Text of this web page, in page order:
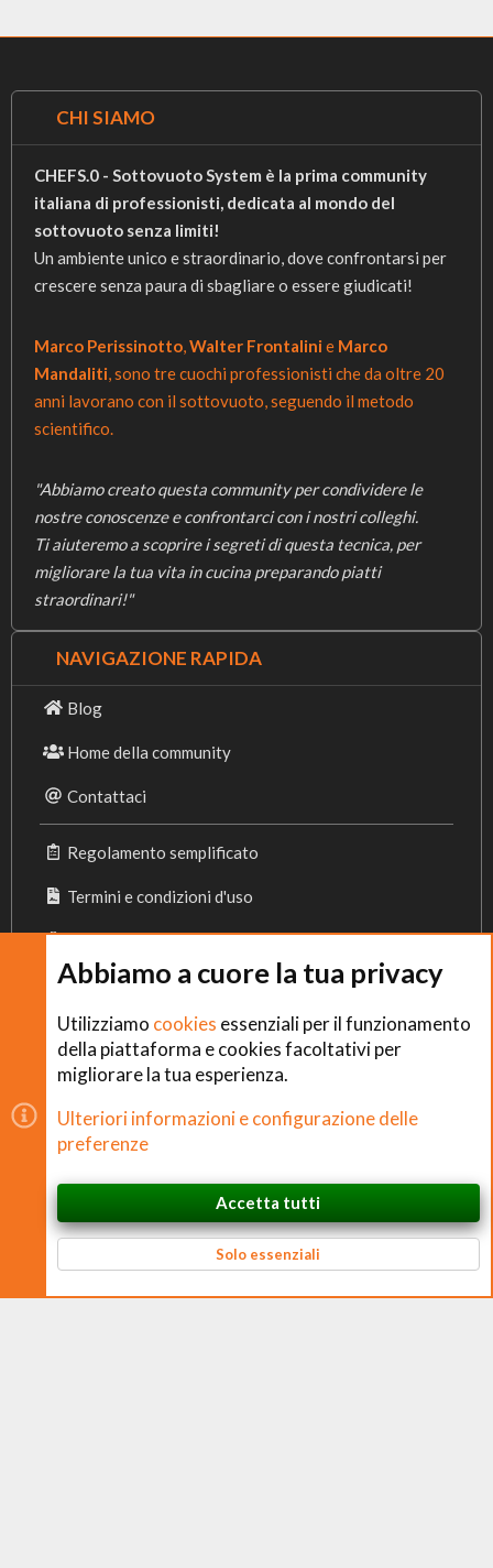
CHI SIAMO
CHEFS.0 - Sottovuoto System è la prima community
italiana di professionisti, dedicata al mondo del
sottovuoto senza limiti!
Un ambiente unico e straordinario, dove confrontarsi per
crescere senza paura di sbagliare o essere giudicati!
Marco Perissinotto,Walter Frontalini e Marco
Mandaliti, sono tre cuochi professionisti che da oltre 20
anni lavorano con il sottovuoto, seguendo il metodo
scientifico.
"Abbiamo creato questa community per condividere le
nostre conoscenze e confrontarci con i nostri colleghi.
Ti aiuteremo a scoprire i segreti di questa tecnica, per
migliorare la tua vita in cucina preparando piatti
straordinari!"
NAVIGAZIONE RAPIDA
Blog
Home della community
Contattaci
Regolamento semplificato
Termini e condizioni d'uso
Privacy Policy
Cookies
Copyright © CHEFS.0 Training S.R.L. 2018 − 2026
È vietata la riproduzione non autorizzata di contenuti e
CHEFS.0 Training S.R.L. – Via Ferruccio Ferrari, 2 – 42124 Reggio nell’Emilia
P. IVA 02938170350 – CF e N. Iscrizione Registro Imprese 02938170350 –
REA RE 326384 – Cap. Soc. € 10.000 i.v.
In cima Basso
Abbiamo a cuore la tua privacy
Utilizziamo cookies essenziali per il funzionamento
della piattaforma e cookies facoltativi per
migliorare la tua esperienza.
Ulteriori informazioni e configurazione delle
preferenze
Accetta tutti
Solo essenziali